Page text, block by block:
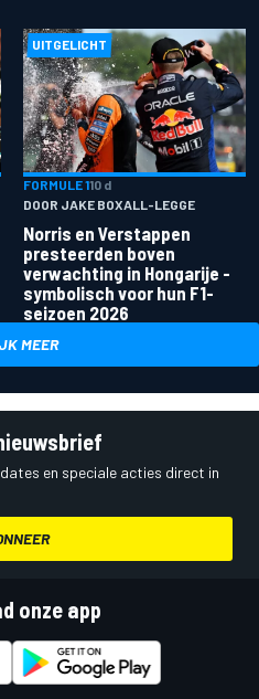
UITGELICHT
FORMULE 110 d
DOOR JAKE BOXALL-LEGGE
Norris en Verstappen
presteerden boven
verwachting in Hongarije -
symbolisch voor hun F1-
seizoen 2026
MEER
en speciale acties direct in
onze app